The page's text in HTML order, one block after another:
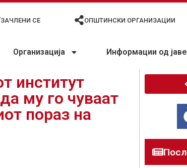
ЗАЧЛЕНИ СЕ ОПШТИНСКИ ОРГАНИЗАЦИИ
Организација Информации од
институт
му го чуваат
пораз на